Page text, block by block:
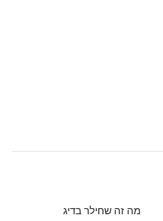
מה זה שחילר בדיג